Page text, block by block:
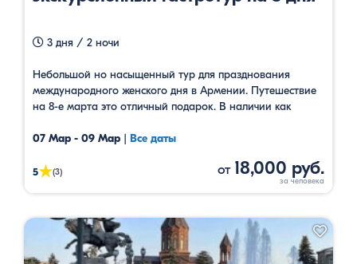
3 дня / 2 ночи
Небольшой но насыщенный тур для празднования
международного женского дня в Армении. Путешествие
на 8-е марта это отличный подарок. В наличии как
07 Мар - 09 Мар | Все даты
5★(3) от 18,000 руб.